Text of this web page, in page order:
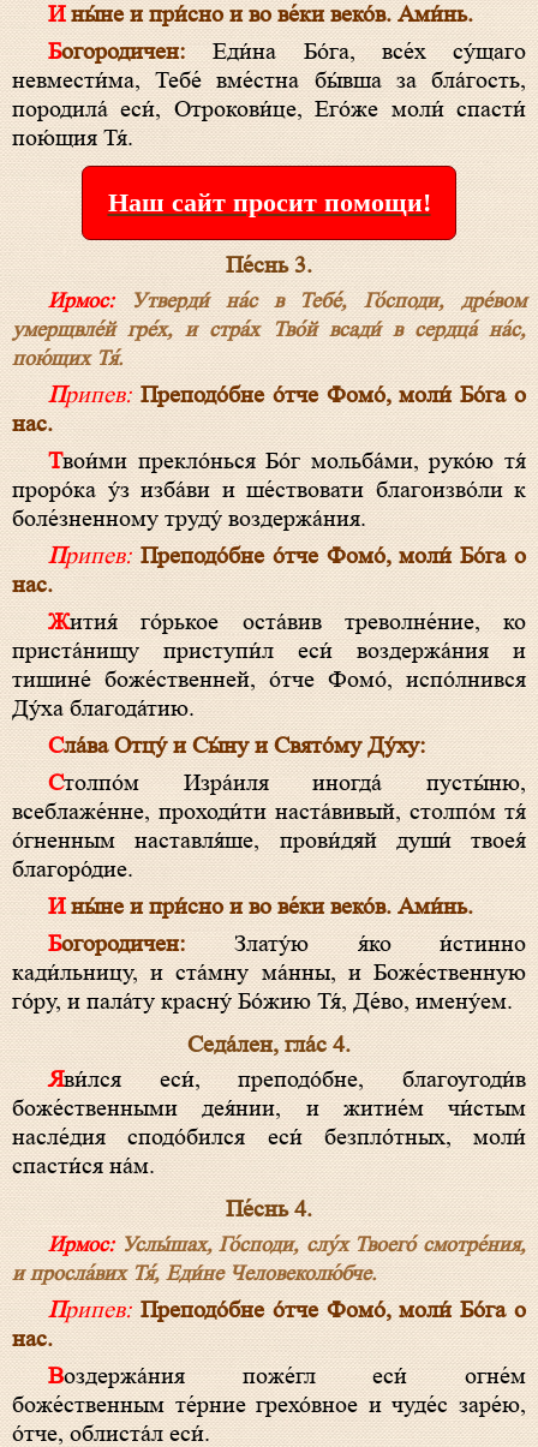
И ны́не и при́сно и во ве́ки веко́в. Ами́нь.
Богородичен:Еди́на Бо́га, все́х су́щаго
невмести́ма, Тебе́ вме́стна бы́вша за бла́гость,
породила́ еси́, Отрокови́це, Его́же моли́ спасти́
пою́щия Тя́.
Наш сайт просит помощи!
Пе́снь 3.
Ирмос:Утверди́ на́с в Тебе́, Го́споди, дре́вом
умерщвле́й гре́х, и стра́х Тво́й всади́ в сердца́ на́с,
пою́щих Тя́.
Припев: Преподо́бне о́тче Фомо́, моли́ Бо́га о
нас.
Твои́ми прекло́нься Бо́г мольба́ми, руко́ю тя́
проро́ка у́з изба́ви и ше́ствовати благоизво́ли к
боле́зненному труду́ воздержа́ния.
Припев: Преподо́бне о́тче Фомо́, моли́ Бо́га о
нас.
Жития́ го́рькое оста́вив треволне́ние, ко
приста́нищу приступи́л еси́ воздержа́ния и
тишине́ боже́ственней, о́тче Фомо́, испо́лнився
Ду́ха благода́тию.
Сла́ва Отцу́ и Сы́ну и Свято́му Ду́ху:
Столпо́м Изра́иля иногда́ пусты́ню,
всеблаже́нне, проходи́ти наста́вивый, столпо́м тя́
о́гненным наставля́ше, прови́дяй души́ твоея́
благоро́дие.
И ны́не и при́сно и во ве́ки веко́в. Ами́нь.
Богородичен:Злату́ю я́ко и́стинно
кади́льницу, и ста́мну ма́нны, и Боже́ственную
го́ру, и пала́ту красну́ Бо́жию Тя́, Де́во, имену́ем.
Седа́лен, гла́с 4.
Яви́лся еси́, преподо́бне, благоугоди́в
боже́ственными дея́нии, и житие́м чи́стым
насле́дия сподо́бился еси́ безпло́тных, моли́
спасти́ся на́м.
Пе́снь 4.
Ирмос:Услы́шах, Го́споди, слу́х Твоего́ смотре́ния,
и просла́вих Тя́, Еди́не Человеколю́бче.
Припев: Преподо́бне о́тче Фомо́, моли́ Бо́га о
нас.
Воздержа́ния поже́гл еси́ огне́м
боже́ственным те́рние грехо́вное и чуде́с заре́ю,
о́тче, облиста́л еси́.